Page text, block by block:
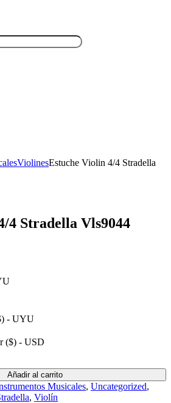
ViolinesEstuche Violin 4/4 Stradella
4 Stradella Vls9044
- UYU
($) - USD
Añadir al carrito
Musicales, Uncategorized,
, Violín